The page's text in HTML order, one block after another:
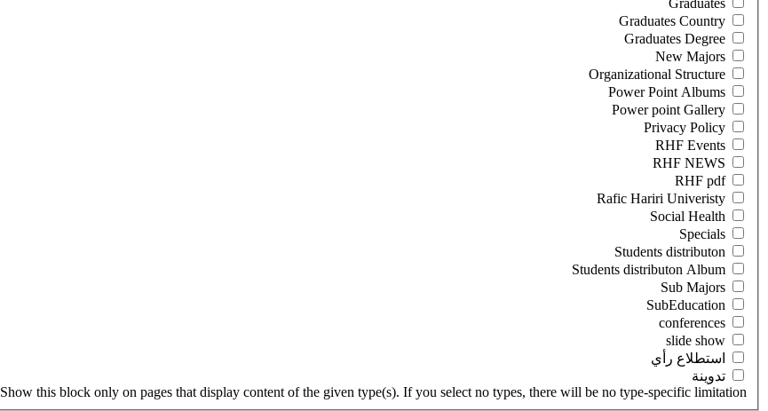
‏استطلاع رأي ‏
‏تدوينة ‏
Show this block only on pages that display content of the given type(s). If you select no types, there will be no type-specific limitation.